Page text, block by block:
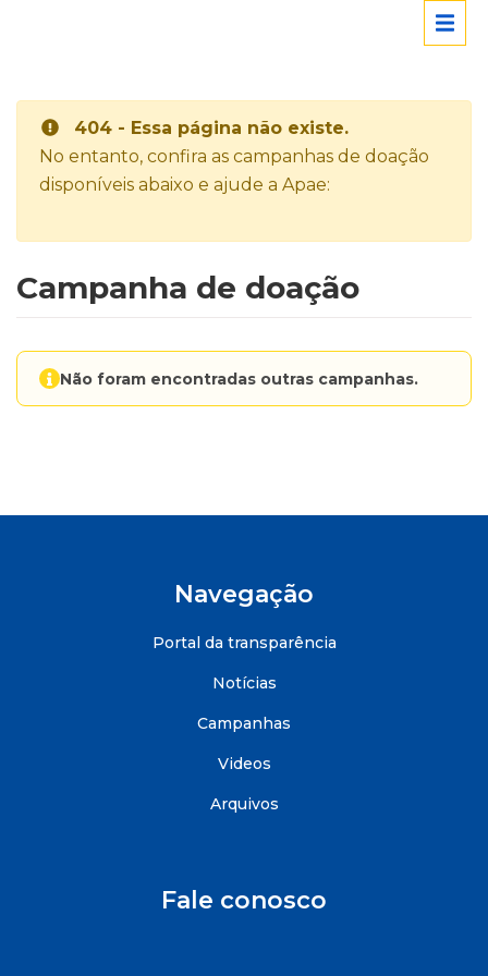
404 - Essa página não existe.
No entanto, confira as campanhas de doação
disponíveis abaixo e ajude a Apae:
Campanha de doação
Não foram encontradas outras campanhas.
Navegação
Portal da transparência
Notícias
Campanhas
Videos
Arquivos
Fale conosco